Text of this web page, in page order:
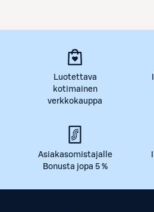
Luotettava
kotimainen
verkkokauppa
Asiakasomistajalle
Bonusta jopa 5 %